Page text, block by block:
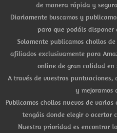
de manera rápida y
Diariamente buscamos y
para que podáis
Solamente publicamos chollos
afiliados exclusivamente para
online de gran calidad en
A través de vuestras puntuaciones,
y mejoramos
Publicamos chollos nuevos de
tengáis donde elegir o acertar
Nuestra prioridad es encontrar